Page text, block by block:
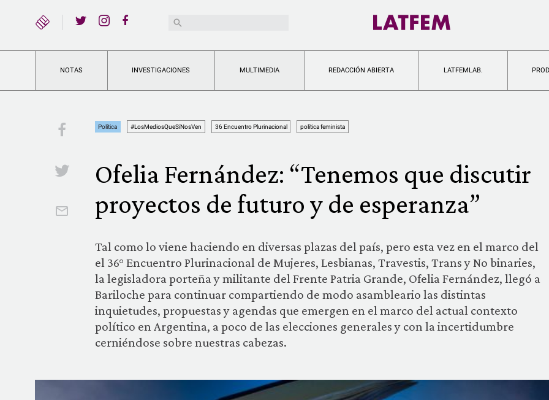
YouTubeBuscar:
NOTAS INVESTIGACIONES MULTIMEDIA REDACCIÓN ABIERTA LATFEMLAB.
Facebook
Twitter
Email
Política #LosMediosQueSíNosVen 36 Encuentro Plurinacional política feminista
Ofelia Fernández: “Tenemos que discutir
proyectos de futuro y de esperanza”
Tal como lo viene haciendo en diversas plazas del país, pero esta vez en el marco del
el 36° Encuentro Plurinacional de Mujeres, Lesbianas, Travestis, Trans y No binaries,
la legisladora porteña y militante del Frente Patria Grande, Ofelia Fernández, llegó a
Bariloche para continuar compartiendo de modo asambleario las distintas
inquietudes, propuestas y agendas que emergen en el marco del actual contexto
político en Argentina, a poco de las elecciones generales y con la incertidumbre
cerniéndose sobre nuestras cabezas.